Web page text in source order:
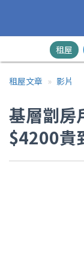
租屋
租屋文章 影片
基層劏房
$4200貴